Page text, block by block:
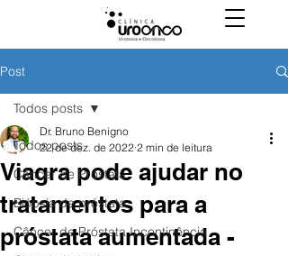
Post
Todos posts
Câncer de Próstata
Biópsia de próstata
Câncer de Próstata Incontinência
Todos posts
Viagra pode ajudar no
tratamentos para a
próstata aumentada -
Dr. Bruno Benigno
22 de dez. de 2022 2 min de leitura